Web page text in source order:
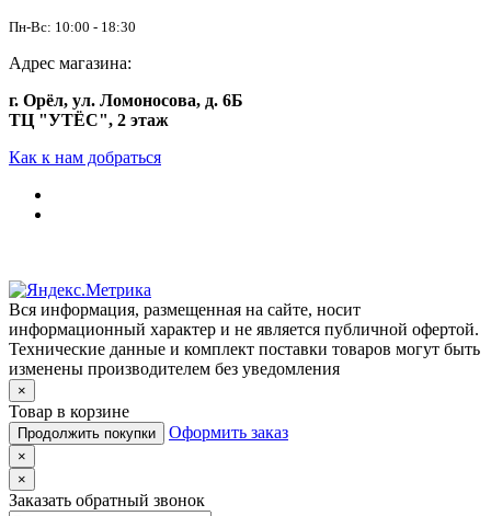
Пн-Вс: 10:00 - 18:30
Адрес магазина:
г. Орёл, ул. Ломоносова, д. 6Б
ТЦ "УТЁС", 2 этаж
Как к нам добраться
Вся информация, размещенная на сайте, носит
информационный характер и не является публичной офертой.
Технические данные и комплект поставки товаров могут быть
изменены производителем без уведомления
×
Товар в корзине
Продолжить покупки Оформить заказ
×
×
Заказать обратный звонок